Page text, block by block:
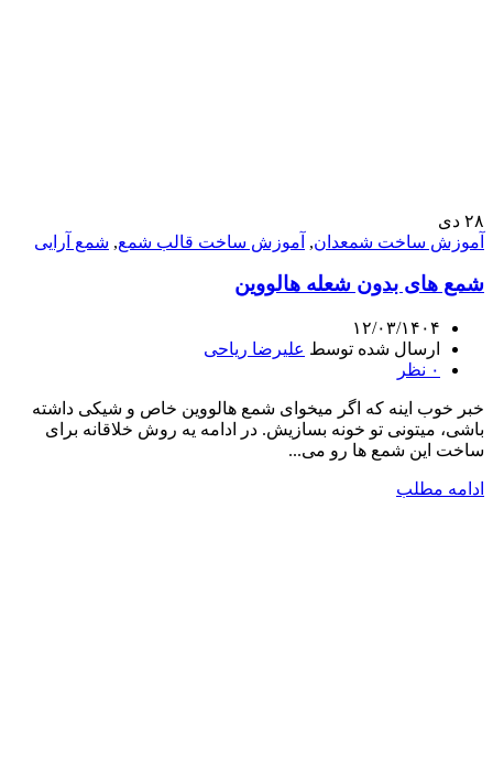
۲۸ دی
آموزش ساخت شمعدان, آموزش ساخت قالب شمع, شمع آرایی
شمع های بدون شعله هالووین
۱۲/۰۳/۱۴۰۴
ارسال شده توسط علیرضا ریاحی
۰ نظر
خبر خوب اینه که اگر میخوای شمع هالووین خاص و شیکی داشته
باشی، میتونی تو خونه بسازیش. در ادامه یه روش خلاقانه برای
ساخت این شمع ها رو می...
ادامه مطلب